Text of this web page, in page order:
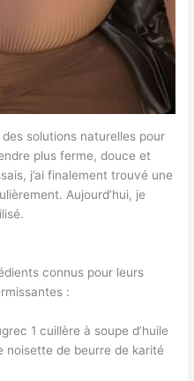
solutions naturelles pour
plus ferme, douce et
j’ai finalement trouvé une
Aujourd’hui, je
connus pour leurs
:
1 cuillère à soupe d’huile
noisette de beurre de karité